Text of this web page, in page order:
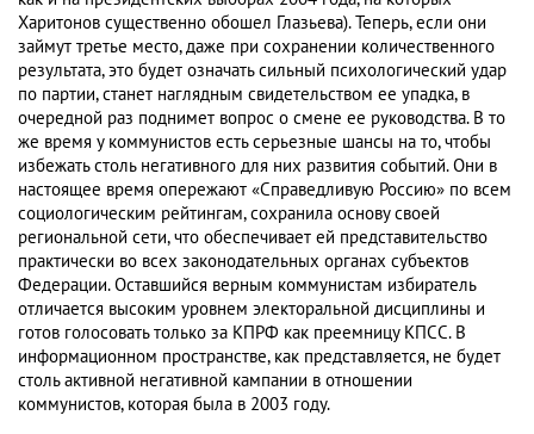
Харитонов существенно обошел Глазьева). Теперь, если они
займут третье место, даже при сохранении количественного
результата, это будет означать сильный психологический удар
по партии, станет наглядным свидетельством ее упадка, в
очередной раз поднимет вопрос о смене ее руководства. В то
же время у коммунистов есть серьезные шансы на то, чтобы
избежать столь негативного для них развития событий. Они в
настоящее время опережают «Справедливую Россию» по всем
социологическим рейтингам, сохранила основу своей
региональной сети, что обеспечивает ей представительство
практически во всех законодательных органах субъектов
Федерации. Оставшийся верным коммунистам избиратель
отличается высоким уровнем электоральной дисциплины и
готов голосовать только за КПРФ как преемницу КПСС. В
информационном пространстве, как представляется, не будет
столь активной негативной кампании в отношении
коммунистов, которая была в 2003 году.